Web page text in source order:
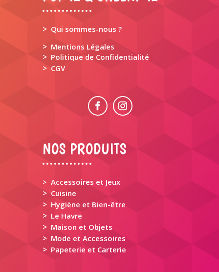
> Qui sommes-nous ?
> Mentions Légales
> Politique de Confidentialité
> CGV
NOS PRODUITS
> Accessoires et Jeux
> Cuisine
> Hygiène et Bien-être
> Le Havre
> Maison et Objets
> Mode et Accessoires
> Papeterie et Carterie